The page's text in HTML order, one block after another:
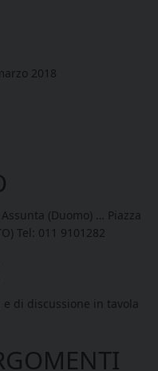
2018
(Duomo) … Piazza
Tel: 011 9101282
di discussione in tavola